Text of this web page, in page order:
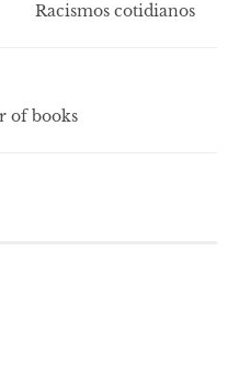
Racismos cotidianos
of books